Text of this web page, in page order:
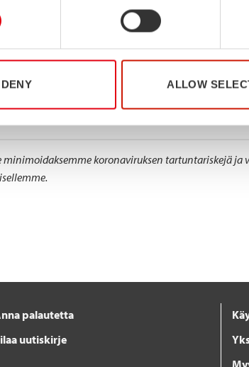
DENY ALLOW
24. kesäkuuta 2022 Düsseldorfissa, Saksassa.
maailmassa, joka tarvitsee enemmän kestäviä
tarjoaa kustannussäästöjä sekä lujuutta ja
koronaviruksen tartuntariskejä
palautetta
uutiskirje